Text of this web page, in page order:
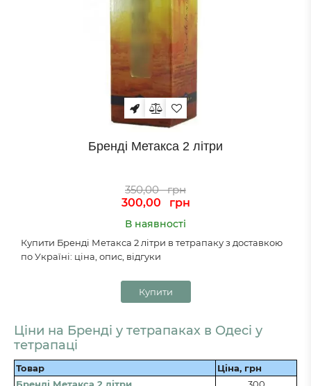
Бренді Метакса 2 літри
350,00
грн
300,00
грн
В наявності
Купити Бренді Метакса 2 літри в тетрапаку з доставкою
по Україні: ціна, опис, відгуки
Купити
Ціни на Бренді у тетрапаках в Одесі у
тетрапаці
Товар
Ціна, грн